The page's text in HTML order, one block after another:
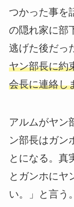
つかった事を
の隠れ家に部
逃げた後だっ
ヤン部長に約
会長に連絡し
アルムがヤン
ン部長はガン
とになる。真
とガンホにヤ
い。」と言う。